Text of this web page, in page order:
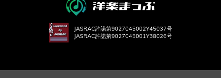
JASRAC許諾第9027045002Y45037号
JASRAC許諾第9027045001Y38026号